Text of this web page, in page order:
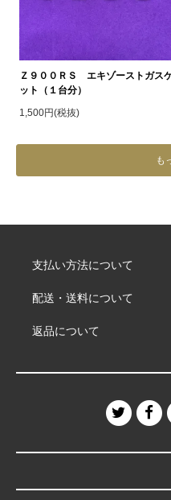
Ｚ９００ＲＳ エキゾーストガス
ット（１台分）
1,500円(税抜)
も
支払い方法について
配送・送料について
返品について